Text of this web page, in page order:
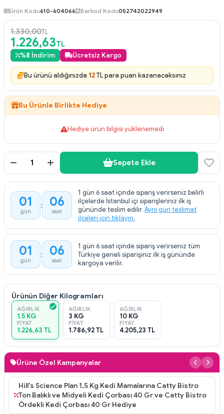
Ürün Kodu610-604066 Barkod Kodu052742022949
1.330,00TL
1.226,63TL
%8 İndirim Ücretsiz Kargo
Bu ürünü aldığınızda 12TL para puan kazanacaksınız
Bu Ürünle Birlikte Hediye
Hediye ürün bilgisi yüklenemedi
Sepete Ekle
01
gün
06
saat
1 gün 6 saat içinde sipariş verirseniz belirli
ilçelerde İstanbul içi siparişleriniz ilk iş
gününde teslim edilir. Aynı gün teslimat
ilçeleri için tıklayın.
01
gün
06
saat
1 gün 6 saat içinde sipariş verirseniz tüm
Türkiye geneli siparişiniz ilk iş gününde
kargoya verilir.
Ürünün Diğer Kilogramları
AĞIRLIK
1.5 KG
FIYAT
1.226,63 TL
AĞIRLIK
3 KG
FIYAT
1.786,92 TL
AĞIRLIK
10 KG
FIYAT
4.205,23 TL
Ürüne Özel Kampanyalar
Hill's Science Plan 1,5 Kg Kedi Mamalarına Catty Bistro
Ton Balıklı ve Midyeli Kedi Çorbası 40 Gr ve Catty Bistro
Ördekli Kedi Çorbası 40 Gr Hediye